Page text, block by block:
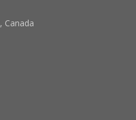
Canada